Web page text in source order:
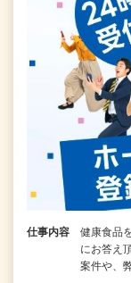
仕事内容
健康食品
にお答え
案件や、